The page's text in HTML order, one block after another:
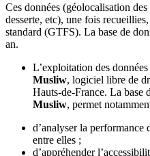
Ces données (géolocalisation
desserte, etc), une fois
standard (GTFS). La base de
an.
L’exploitation des
Musliw, logiciel libre de
Hauts-de-France. La base
Musliw, permet
d’analyser la performance
entre elles ;
d’appréhender